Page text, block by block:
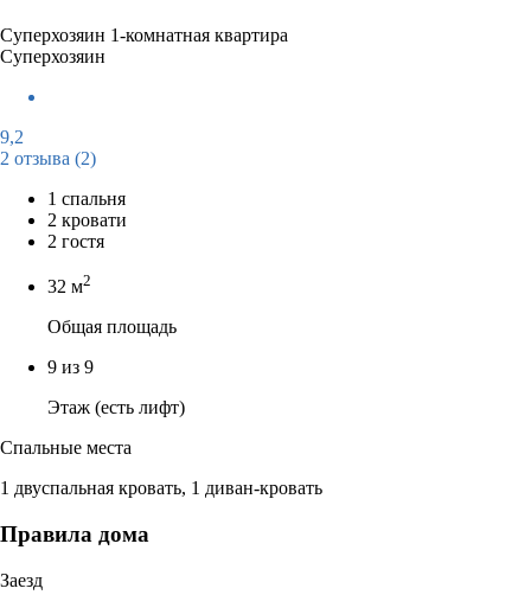
Суперхозяин 1-комнатная квартира
Суперхозяин
9,2
2 отзыва (2)
1 спальня
2 кровати
2 гостя
32 м2
Общая площадь
9 из 9
Этаж (есть лифт)
Спальные места
1 двуспальная кровать, 1 диван-кровать
Правила дома
Заезд